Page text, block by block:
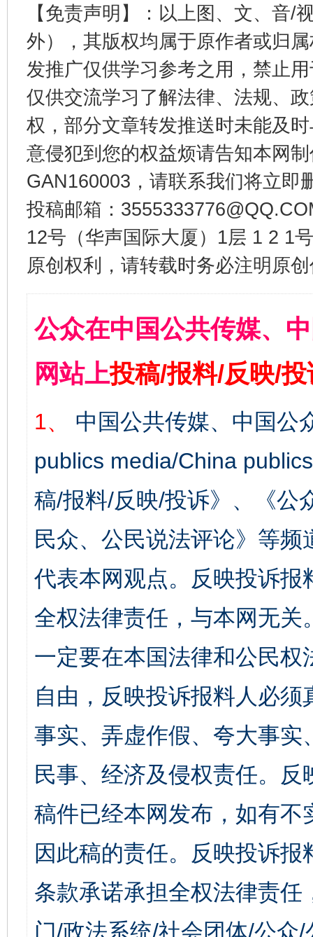
【免责声明】：以上图、文、音/
外），其版权均属于原作者或归
发推广仅供学习参考之用，禁止
仅供交流学习了解法律、法规、
权，部分文章转发推送时未能及
意侵犯到您的权益烦请告知本网
GAN160003，请联系我们将立即
投稿邮箱：
12号（华声国际大厦）1层 1 2 1
原创权利，请转载时务必注明原
公众在中国公共传媒、
网站上投稿/报料/反映/
1、
中国公共传媒、中国公
publics media/China
稿/报料/反映/投诉》、《公
民众、公民说法评论》等
代表本网观点。反映投诉
全权法律责任，与本网无
一定要在本国法律和公民
自由，反映投诉报料人必
事实、弄虚作假、夸大事
民事、经济及侵权责任。
稿件已经本网发布，如有
因此稿的责任。反映投诉
条款承诺承担全权法律责
门/政法系统/社会团体/公众